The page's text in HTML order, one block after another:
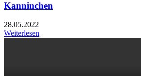
Kanninchen
28.05.2022
Weiterlesen